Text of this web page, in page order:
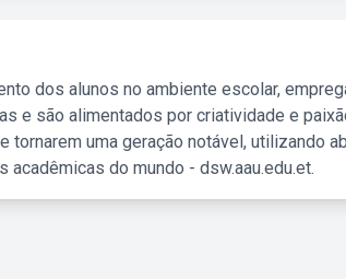
dos alunos no ambiente escolar,
e são alimentados por criatividade e
uma geração notável, utilizando
do mundo - dsw.aau.edu.et.